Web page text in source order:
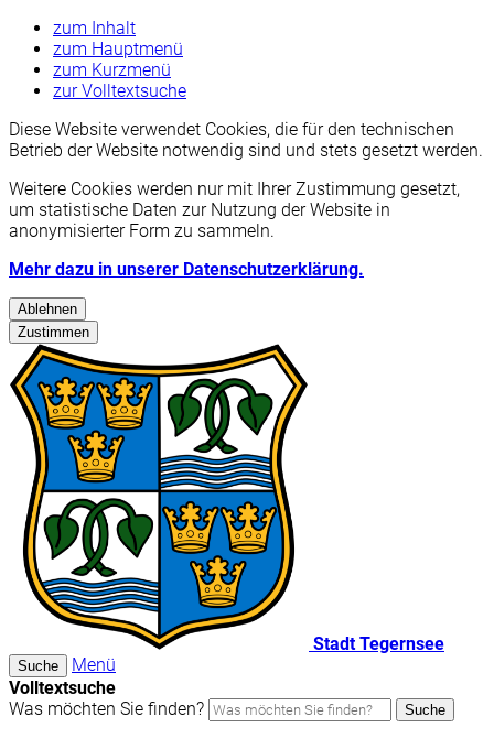
zum Inhalt
zum Hauptmenü
zum Kurzmenü
zur Volltextsuche
Diese Website verwendet Cookies, die für den technischen
Betrieb der Website notwendig sind und stets gesetzt werden.
Weitere Cookies werden nur mit Ihrer Zustimmung gesetzt,
um statistische Daten zur Nutzung der Website in
anonymisierter Form zu sammeln.
Mehr dazu in unserer Datenschutzerklärung.
Ablehnen
Zustimmen
Stadt Tegernsee
Suche
Menü
Volltextsuche
Was möchten Sie finden?
Suche